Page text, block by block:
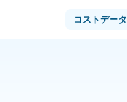
コストデータ